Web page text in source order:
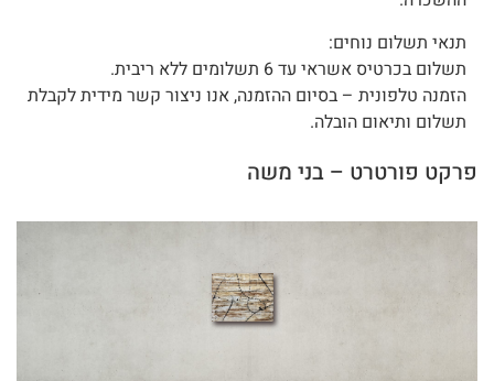
תנאי תשלום נוחים:
תשלום בכרטיס אשראי עד 6 תשלומים ללא ריבית.
הזמנה טלפונית – בסיום ההזמנה, אנו ניצור קשר מידית לקבלת
תשלום ותיאום הובלה.
פרקט פורטרט – בני משה